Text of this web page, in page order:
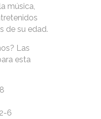
música,
de su edad.
Las
esta
6